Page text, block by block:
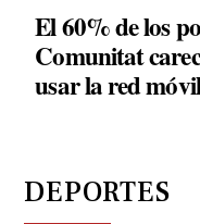
El 60% de los
Comunitat
usar la red
DEPORTES